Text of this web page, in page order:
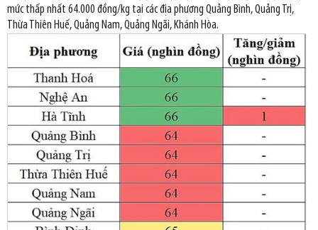
mức thấp nhất 64.000 đồng/kg tại các địa phương Quảng Bình, Quảng Trị,
Thừa Thiên Huế, Quảng Nam, Quảng Ngãi, Khánh Hòa.